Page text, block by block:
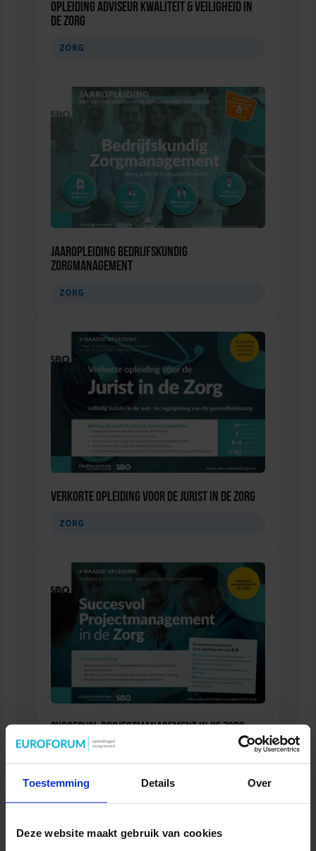
Toestemming Details Over
Deze website maakt gebruik van cookies
Opleiding Adviseur Kwaliteit & Veiligheid in
de zorg
ZORG
Jaaropleiding Bedrijfskundig
Zorgmanagement
ZORG
Verkorte opleiding voor de Jurist in de Zorg
ZORG
Succesvol Projectmanagement in de Zorg